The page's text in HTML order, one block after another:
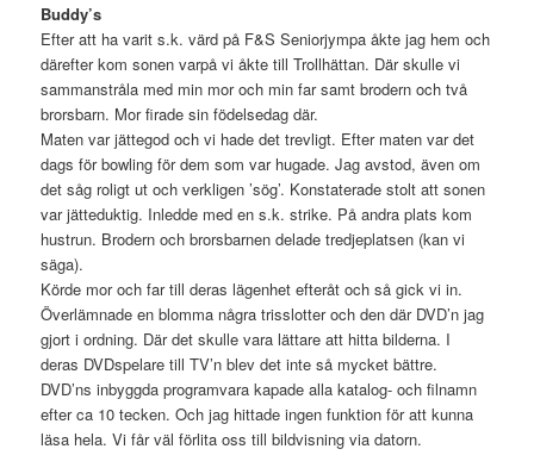
Buddy’s
Efter att ha varit s.k. värd på F&S Seniorjympa åkte jag hem och
därefter kom sonen varpå vi åkte till Trollhättan. Där skulle vi
sammanstråla med min mor och min far samt brodern och två
brorsbarn. Mor firade sin födelsedag där.
Maten var jättegod och vi hade det trevligt. Efter maten var det
dags för bowling för dem som var hugade. Jag avstod, även om
det såg roligt ut och verkligen ’sög’. Konstaterade stolt att sonen
var jätteduktig. Inledde med en s.k. strike. På andra plats kom
hustrun. Brodern och brorsbarnen delade tredjeplatsen (kan vi
säga).
Körde mor och far till deras lägenhet efteråt och så gick vi in.
Överlämnade en blomma några trisslotter och den där DVD’n jag
gjort i ordning. Där det skulle vara lättare att hitta bilderna. I
deras DVDspelare till TV’n blev det inte så mycket bättre.
DVD’ns inbyggda programvara kapade alla katalog- och filnamn
efter ca 10 tecken. Och jag hittade ingen funktion för att kunna
läsa hela. Vi får väl förlita oss till bildvisning via datorn.